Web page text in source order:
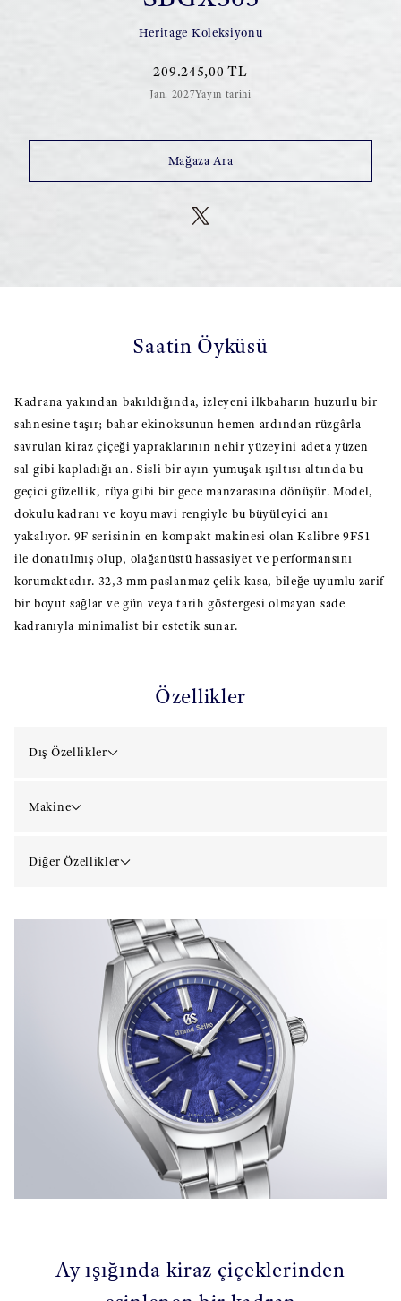
Heritage Koleksiyonu
209.245,00 TL
Jan. 2027Yayın tarihi
Mağaza Ara
Saatin Öyküsü
Kadrana yakından bakıldığında, izleyeni ilkbaharın huzurlu bir
sahnesine taşır; bahar ekinoksunun hemen ardından rüzgârla
savrulan kiraz çiçeği yapraklarının nehir yüzeyini adeta yüzen
sal gibi kapladığı an. Sisli bir ayın yumuşak ışıltısı altında bu
geçici güzellik, rüya gibi bir gece manzarasına dönüşür. Model,
dokulu kadranı ve koyu mavi rengiyle bu büyüleyici anı
yakalıyor. 9F serisinin en kompakt makinesi olan Kalibre 9F51
ile donatılmış olup, olağanüstü hassasiyet ve performansını
korumaktadır. 32,3 mm paslanmaz çelik kasa, bileğe uyumlu zarif
bir boyut sağlar ve gün veya tarih göstergesi olmayan sade
kadranıyla minimalist bir estetik sunar.
Özellikler
Dış Özellikler
Makine
Diğer Özellikler
Ay ışığında kiraz çiçeklerinden